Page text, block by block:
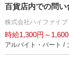
百貨店内での問
株式会社ハイファイブ
時給1,300円～
アルバイト・パート /